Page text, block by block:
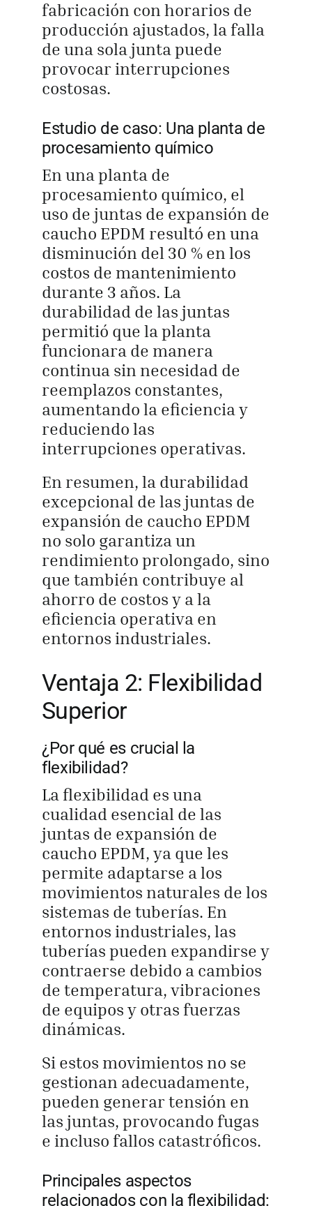
fabricación con horarios de
producción ajustados, la falla
de una sola junta puede
provocar interrupciones
costosas.
Estudio de caso: Una planta de
procesamiento químico
En una planta de
procesamiento químico, el
uso de juntas de expansión de
caucho EPDM resultó en una
disminución del 30 % en los
costos de mantenimiento
durante 3 años. La
durabilidad de las juntas
permitió que la planta
funcionara de manera
continua sin necesidad de
reemplazos constantes,
aumentando la eficiencia y
reduciendo las
interrupciones operativas.
En resumen, la durabilidad
excepcional de las juntas de
expansión de caucho EPDM
no solo garantiza un
rendimiento prolongado, sino
que también contribuye al
ahorro de costos y a la
eficiencia operativa en
entornos industriales.
Ventaja 2: Flexibilidad
Superior
¿Por qué es crucial la
flexibilidad?
La flexibilidad es una
cualidad esencial de las
juntas de expansión de
caucho EPDM, ya que les
permite adaptarse a los
movimientos naturales de los
sistemas de tuberías. En
entornos industriales, las
tuberías pueden expandirse y
contraerse debido a cambios
de temperatura, vibraciones
de equipos y otras fuerzas
dinámicas.
Si estos movimientos no se
gestionan adecuadamente,
pueden generar tensión en
las juntas, provocando fugas
e incluso fallos catastróficos.
Principales aspectos
relacionados con la flexibilidad: